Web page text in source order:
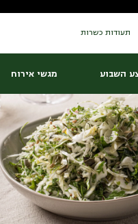
תעודות כשרות
השבוע מגשי אירוח